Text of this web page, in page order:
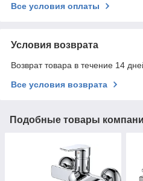
Все условия оплаты
Условия возврата
Возврат товара в течение 14
Все условия возврата
Подобные товары